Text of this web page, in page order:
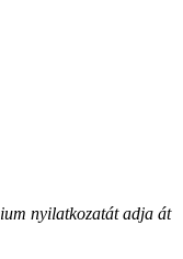
nyilatkozatát adja át